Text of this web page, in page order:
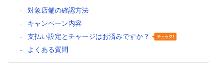
対象店舗の確認方法
キャンペーン内容
支払い設定とチャージはお済みですか？
よくある質問